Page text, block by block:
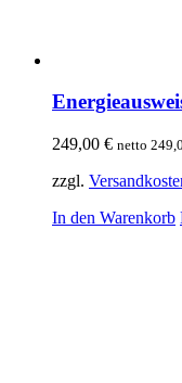
249,00 € netto
zzgl.
In den Warenkorb